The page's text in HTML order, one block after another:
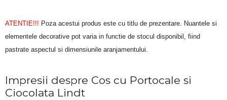
ATENTIE!!! Poza acestui produs este cu titlu de prezentare. Nuantele si
elementele decorative pot varia in functie de stocul disponibil, fiind
pastrate aspectul si dimensiunile aranjamentului.
Impresii despre Cos cu Portocale si
Ciocolata Lindt